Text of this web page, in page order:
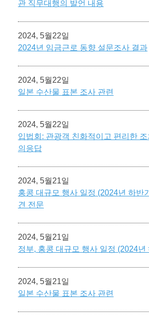
관 직무대행의 발언 내용
2024, 5월22일
2024년 임금근로 동향 설문조사 결과
2024, 5월22일
일본 수산물 표본 조사 관련
2024, 5월22일
입법회: 관광객 친화적이고 편리한
의응답
2024, 5월21일
홍콩 대규모 행사 일정 (2024년 하반
견 전문
2024, 5월21일
정부, 홍콩 대규모 행사 일정 (2024년
2024, 5월21일
일본 수산물 표본 조사 관련